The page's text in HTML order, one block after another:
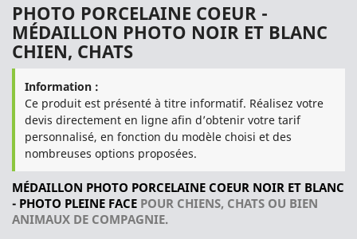
PHOTO PORCELAINE COEUR -
MÉDAILLON PHOTO NOIR ET BLANC
CHIEN, CHATS
Information :
Ce produit est présenté à titre informatif. Réalisez votre
devis directement en ligne afin d’obtenir votre tarif
personnalisé, en fonction du modèle choisi et des
nombreuses options proposées.
MÉDAILLON PHOTO PORCELAINE COEUR NOIR ET BLANC
- PHOTO PLEINE FACE POUR CHIENS, CHATS OU BIEN
ANIMAUX DE COMPAGNIE.